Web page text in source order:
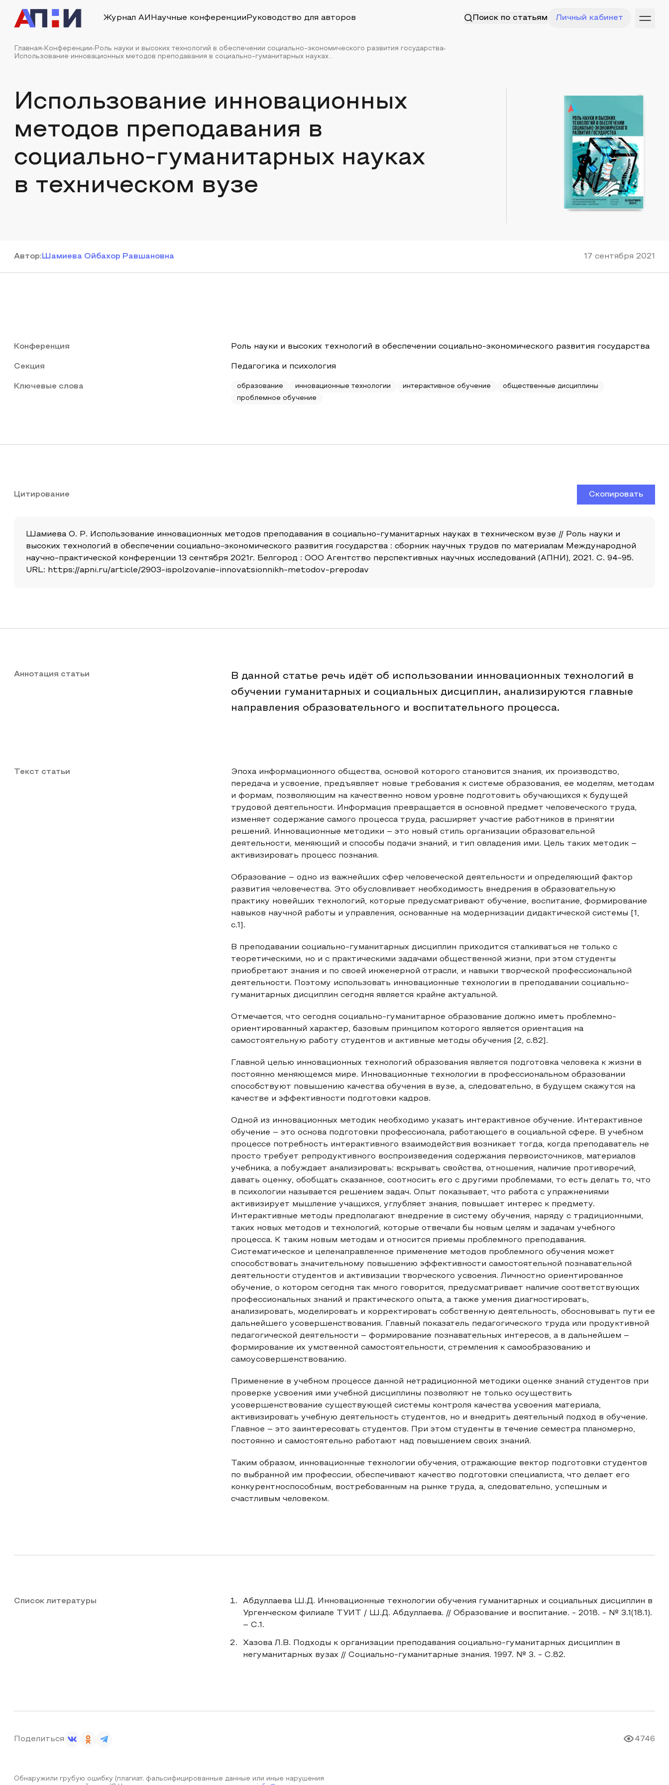
Журнал АИ Научные конференции Руководство для авторов Поиск по статьям Личный кабинет
Главная Конференции
Роль науки и высоких технологий в обеспечении социально-экономического развития государства
Использование инновационных методов преподавания в социально-гуманитарных науках...
Использование инновационных
методов преподавания в
социально-гуманитарных науках
в техническом вузе
Автор: Шамиева Ойбахор Равшановна 17 сентября 2021
Конференция Роль науки и высоких технологий в обеспечении социально-экономического развития государства
Секция Педагогика и психология
Ключевые слова образование инновационные технологии интерактивное обучение
общественные дисциплины
проблемное обучение
Цитирование Скопировать
Шамиева О. Р. Использование инновационных методов преподавания в социально-гуманитарных науках в техническом вузе // Роль науки и
высоких технологий в обеспечении социально-экономического развития государства : сборник научных трудов по материалам Международной
научно-практической конференции 13 сентября 2021г. Белгород : ООО Агентство перспективных научных исследований (АПНИ), 2021. С. 94-95.
URL: https://apni.ru/article/2903-ispolzovanie-innovatsionnikh-metodov-prepodav
Аннотация статьи
В данной статье речь идёт об использовании инновационных технологий в
обучении гуманитарных и социальных дисциплин, анализируются главные
направления образовательного и воспитательного процесса.
Текст статьи
Эпоха информационного общества, основой которого становится знания, их производство,
передача и усвоение, предъявляет новые требования к системе образования, ее моделям, методам
и формам, позволяющим на качественно новом уровне подготовить обучающихся к будущей
трудовой деятельности. Информация превращается в основной предмет человеческого труда,
изменяет содержание самого процесса труда, расширяет участие работников в принятии
решений. Инновационные методики – это новый стиль организации образовательной
деятельности, меняющий и способы подачи знаний, и тип овладения ими. Цель таких методик –
активизировать процесс познания.
Образование – одно из важнейших сфер человеческой деятельности и определяющий фактор
развития человечества. Это обусловливает необходимость внедрения в образовательную
практику новейших технологий, которые предусматривают обучение, воспитание, формирование
навыков научной работы и управления, основанные на модернизации дидактической системы [1,
c.1].
В преподавании социально-гуманитарных дисциплин приходится сталкиваться не только с
теоретическими, но и с практическими задачами общественной жизни, при этом студенты
приобретают знания и по своей инженерной отрасли, и навыки творческой профессиональной
деятельности. Поэтому использовать инновационные технологии в преподавании социально-
гуманитарных дисциплин сегодня является крайне актуальной.
Отмечается, что сегодня социально-гуманитарное образование должно иметь проблемно-
ориентированный характер, базовым принципом которого является ориентация на
самостоятельную работу студентов и активные методы обучения [2, с.82].
Главной целью инновационных технологий образования является подготовка человека к жизни в
постоянно меняющемся мире. Инновационные технологии в профессиональном образовании
способствуют повышению качества обучения в вузе, а, следовательно, в будущем скажутся на
качестве и эффективности подготовки кадров.
Одной из инновационных методик необходимо указать интерактивное обучение. Интерактивное
обучение – это основа подготовки профессионала, работающего в социальной сфере. В учебном
процессе потребность интерактивного взаимодействия возникает тогда, когда преподаватель не
просто требует репродуктивного воспроизведения содержания первоисточников, материалов
учебника, а побуждает анализировать: вскрывать свойства, отношения, наличие противоречий,
давать оценку, обобщать сказанное, соотносить его с другими проблемами, то есть делать то, что
в психологии называется решением задач. Опыт показывает, что работа с упражнениями
активизирует мышление учащихся, углубляет знания, повышает интерес к предмету.
Интерактивные методы предполагают внедрение в систему обучения, наряду с традиционными,
таких новых методов и технологий, которые отвечали бы новым целям и задачам учебного
процесса. К таким новым методам и относится приемы проблемного преподавания.
Систематическое и целенаправленное применение методов проблемного обучения может
способствовать значительному повышению эффективности самостоятельной познавательной
деятельности студентов и активизации творческого усвоения. Личностно ориентированное
обучение, о котором сегодня так много говорится, предусматривает наличие соответствующих
профессиональных знаний и практического опыта, а также умения диагностировать,
анализировать, моделировать и корректировать собственную деятельность, обосновывать пути ее
дальнейшего усовершенствования. Главный показатель педагогического труда или продуктивной
педагогической деятельности – формирование познавательных интересов, а в дальнейшем –
формирование их умственной самостоятельности, стремления к самообразованию и
самоусовершенствованию.
Применение в учебном процессе данной нетрадиционной методики оценке знаний студентов при
проверке усвоения ими учебной дисциплины позволяют не только осуществить
усовершенствование существующей системы контроля качества усвоения материала,
активизировать учебную деятельность студентов, но и внедрить деятельный подход в обучение.
Главное – это заинтересовать студентов. При этом студенты в течение семестра планомерно,
постоянно и самостоятельно работают над повышением своих знаний.
Таким образом, инновационные технологии обучения, отражающие вектор подготовки студентов
по выбранной им профессии, обеспечивают качество подготовки специалиста, что делает его
конкурентноспособным, востребованным на рынке труда, а, следовательно, успешным и
счастливым человеком.
Список литературы
Абдуллаева Ш.Д. Инновационные технологии обучения гуманитарных и социальных дисциплин в
Ургенческом филиале ТУИТ / Ш.Д. Абдуллаева. // Образование и воспитание. - 2018. - № 3.1(18.1).
– С.1.
Хазова Л.В. Подходы к организации преподавания социально-гуманитарных дисциплин в
негуманитарных вузах // Социально-гуманитарные знания. 1997. № 3. - С.82.
Поделиться 4746
Обнаружили грубую ошибку (плагиат, фальсифицированные данные или иные нарушения